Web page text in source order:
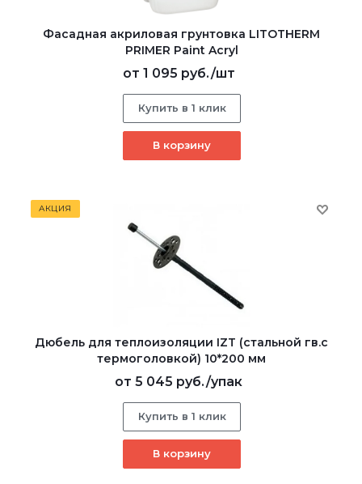
Фасадная акриловая грунтовка LITOTHERM
PRIMER Paint Acryl
от 1 095 руб./шт
Купить в 1 клик
В корзину
АКЦИЯ
Дюбель для теплоизоляции IZT (стальной гв.с
термоголовкой) 10*200 мм
от 5 045 руб./упак
Купить в 1 клик
В корзину